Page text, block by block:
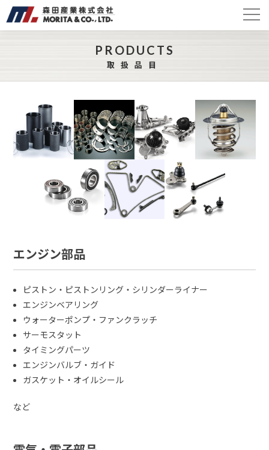
PRODUCTS
取扱品目
エンジン部品
ピストン・ピストンリング・シリンダーライナー
エンジンベアリング
ウォーターポンプ・ファンクラッチ
サーモスタット
タイミングパーツ
エンジンバルブ・ガイド
ガスケット・オイルシール
など